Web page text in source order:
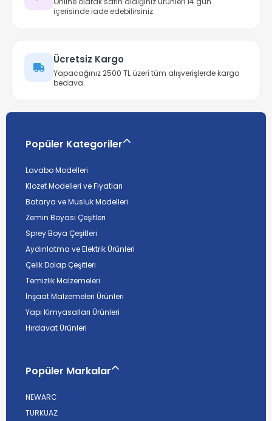
içerisinde iade edebilirsiniz.
Ücretsiz Kargo
Yapacağınız 2500 TL üzeri tüm alışverişlerde kargo
bedava.
Popüler Kategoriler
Lavabo Modelleri
Klozet Modelleri ve Fiyatları
Batarya ve Musluk Modelleri
Zemin Boyası Çeşitleri
Sprey Boya Çeşitleri
Aydınlatma ve Elektrik Ürünleri
Çelik Dolap Çeşitleri
Temizlik Malzemeleri
İnşaat Malzemeleri Ürünleri
Yapı Kimyasalları Ürünleri
Hırdavat Ürünleri
Popüler Markalar
NEWARC
TURKUAZ